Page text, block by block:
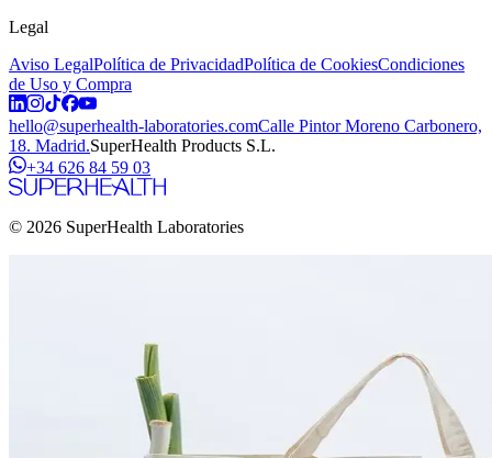
Legal
Aviso LegalPolítica de PrivacidadPolítica de CookiesCondiciones
de Uso y Compra
hello@superhealth-laboratories.comCalle Pintor Moreno Carbonero,
18. Madrid.SuperHealth Products S.L.
+34 626 84 59 03
© 2026 SuperHealth Laboratories